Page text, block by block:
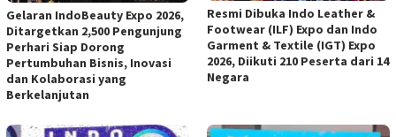
Gelaran IndoBeauty Expo 2026,
Ditargetkan 2,500 Pengunjung
Perhari Siap Dorong
Pertumbuhan Bisnis, Inovasi
dan Kolaborasi yang
Berkelanjutan
Resmi Dibuka Indo Leather &
Footwear (ILF) Expo dan Indo
Garment & Textile (IGT) Expo
2026, Diikuti 210 Peserta dari 14
Negara